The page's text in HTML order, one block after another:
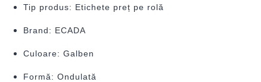
Tip produs: Etichete preț pe rolă
Brand: ECADA
Culoare: Galben
Formă: Ondulată